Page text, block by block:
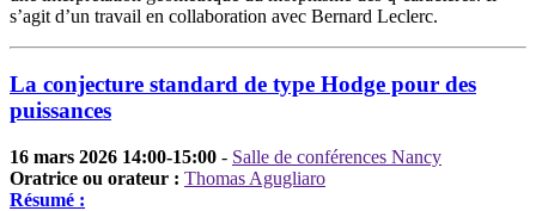
s’agit d’un travail en collaboration avec Bernard Leclerc.
La conjecture standard de type Hodge pour des
puissances
16 mars 2026 14:00-15:00 - Salle de conférences Nancy
Oratrice ou orateur : Thomas Agugliaro
Résumé :